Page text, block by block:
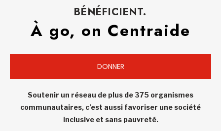
BÉNÉFICIENT.
À go, on Centraide
DONNER
Soutenir un réseau de plus de 375 organismes
communautaires, c’est aussi favoriser une société
inclusive et sans pauvreté.